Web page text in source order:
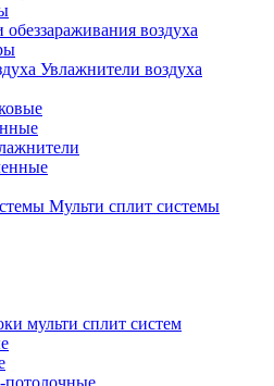
обеззараживания воздуха
Увлажнители воздуха
Мульти сплит системы
мульти сплит систем